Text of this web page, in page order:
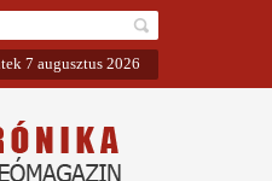
7 augusztus 2026